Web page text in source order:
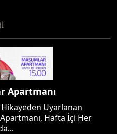
Apartmanı
Uyarlanan
Hafta İçi Her